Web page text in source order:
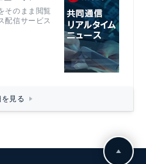
そのまま閲覧
配信サービス
見る